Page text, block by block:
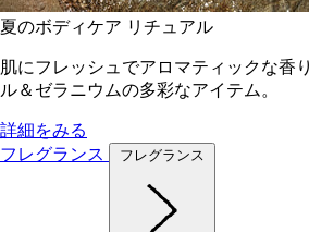
夏のボディケア リチュアル
肌にフレッシュでアロマティックな香
ル＆ゼラニウムの多彩なアイテム。
詳細をみる
フレグランス
フレグランス